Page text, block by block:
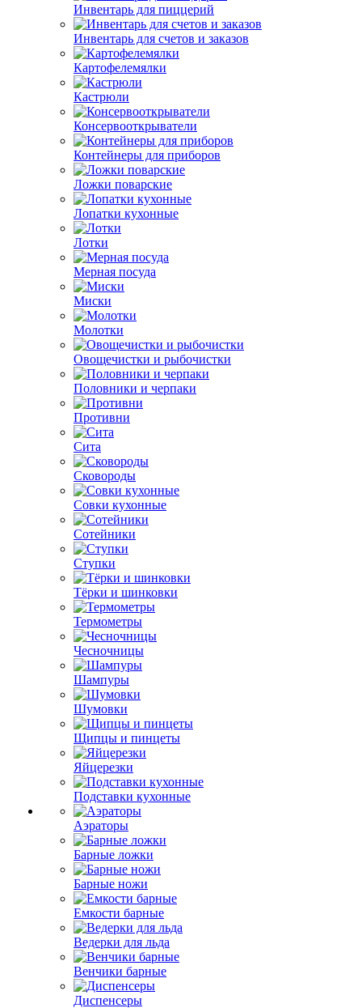
Инвентарь для пиццерий
Инвентарь для счетов и заказов
Картофелемялки
Кастрюли
Консервооткрыватели
Контейнеры для приборов
Ложки поварские
Лопатки кухонные
Лотки
Мерная посуда
Миски
Молотки
Овощечистки и рыбочистки
Половники и черпаки
Противни
Сита
Сковороды
Совки кухонные
Сотейники
Ступки
Тёрки и шинковки
Термометры
Чесночницы
Шампуры
Шумовки
Щипцы и пинцеты
Яйцерезки
Подставки кухонные
Аэраторы
Барные ложки
Барные ножи
Емкости барные
Ведерки для льда
Венчики барные
Диспенсеры